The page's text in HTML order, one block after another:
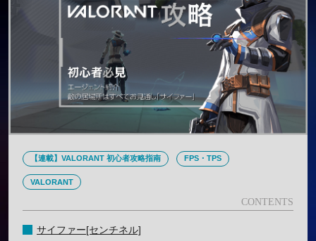
【連載】VALORANT 初心者攻略指南 FPS・TPS
VALORANT
サイファー[センチネル]